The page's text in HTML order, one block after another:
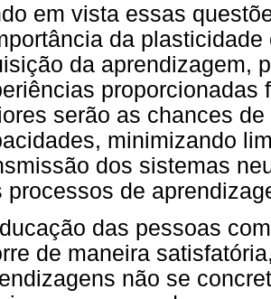
em vista essas
da
da aprendizagem,
proporcionadas
serão as chances
minimizando
dos sistemas
processos de
das pessoas
de maneira
não se